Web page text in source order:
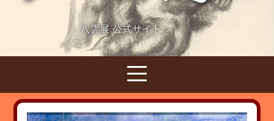
八雲展 公式サイト